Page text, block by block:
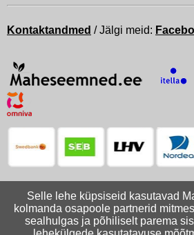
Kontaktandmed / Jälgi meid:
Selle lehe küpsiseid kasutavad
kolmanda osapoole partnerid
sealhulgas ja põhiliselt parema